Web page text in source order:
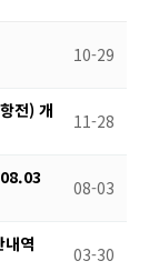
10-29
전) 개
11-28
08-03
내역 03-30